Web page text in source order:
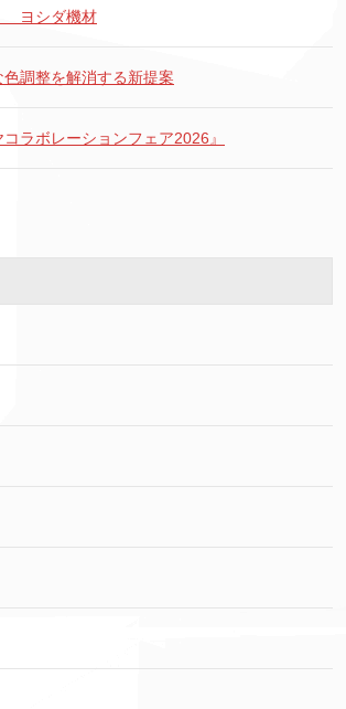
ヨシダ機材
調整を解消する新提案
ラボレーションフェア2026』